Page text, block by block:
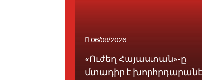
06/08/2026
«Ուժեղ Հայաստան»-ը
մտադիր է